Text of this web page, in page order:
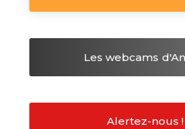
Les webcams
Alertez-nous !